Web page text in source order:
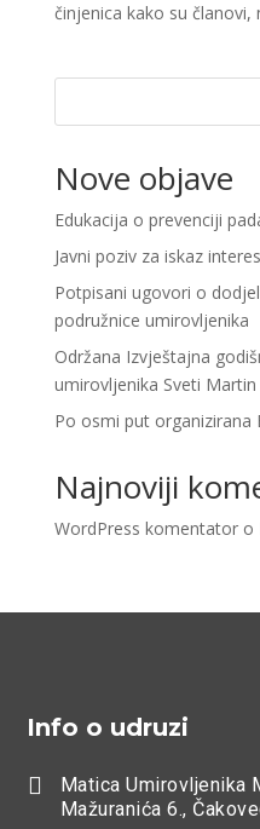
činjenica kako su članovi,
Nove objave
Edukacija o prevenciji
Javni poziv za iskaz
Potpisani ugovori o
podružnice umirovljenika
Održana Izvještajna
umirovljenika Sveti
Po osmi put organizirana
Najnoviji
WordPress komentatoro
Info o udruzi

Matica Umirovljenika
Mažuranića 6.,